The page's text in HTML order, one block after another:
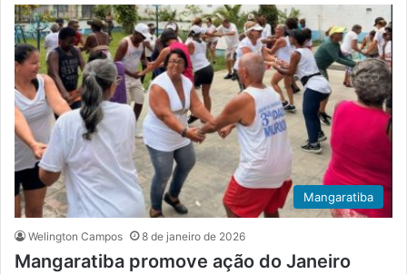
Mangaratiba
Welington Campos 8 de janeiro de 2026
Mangaratiba promove ação do Janeiro